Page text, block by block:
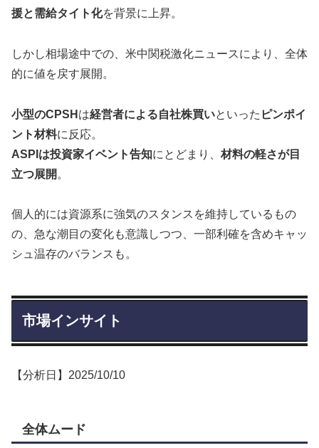
援と需給タイト化を背景に上昇。
しかし相場途中での、米中関税激化ニュースにより、全体
的に値を戻す展開。
小型のCPSH は経営者による自社株買いといった ピンポイ
ント材料に反応。
ASPIは投資家イベント告知にとどまり、 材料の軽さが目
立つ展開 。
個人的には資源系に強気のスタンスを維持しているもの
の、急な潮目の変化も意識しつつ、一部利確を含めキャッ
シュ温存のバランスも。
市場インサイト
【分析日】2025/10/10
全体ムード